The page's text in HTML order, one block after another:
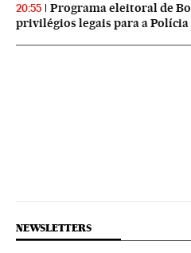
20:55
Programa eleitoral de
privilégios legais para a Polícia
NEWSLETTERS